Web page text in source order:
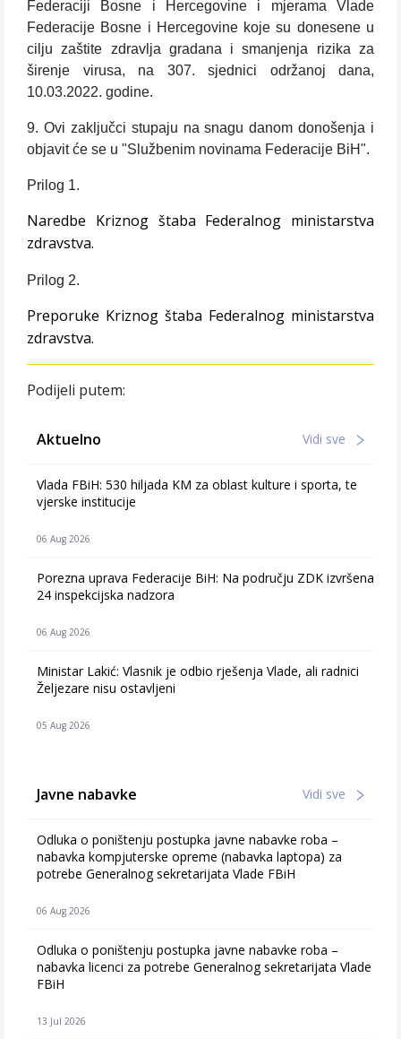
Federaciji Bosne i Hercegovine i mjerama Vlade
Federacije Bosne i Hercegovine koje su donesene u
cilju zaštite zdravlja gradana i smanjenja rizika za
širenje virusa, na 307. sjednici održanoj dana,
10.03.2022. godine.
9. Ovi zaključci stupaju na snagu danom donošenja i
objavit će se u "Službenim novinama Federacije BiH".
Prilog 1.
Naredbe Kriznog štaba Federalnog ministarstva
zdravstva.
Prilog 2.
Preporuke Kriznog štaba Federalnog ministarstva
zdravstva.
Podijeli putem:
Aktuelno Vidi sve
Vlada FBiH: 530 hiljada KM za oblast kulture i sporta, te
vjerske institucije
06 Aug 2026
Porezna uprava Federacije BiH: Na području ZDK izvršena
24 inspekcijska nadzora
06 Aug 2026
Ministar Lakić: Vlasnik je odbio rješenja Vlade, ali radnici
Željezare nisu ostavljeni
05 Aug 2026
Javne nabavke Vidi sve
Odluka o poništenju postupka javne nabavke roba –
nabavka kompjuterske opreme (nabavka laptopa) za
potrebe Generalnog sekretarijata Vlade FBiH
06 Aug 2026
Odluka o poništenju postupka javne nabavke roba –
nabavka licenci za potrebe Generalnog sekretarijata Vlade
FBiH
13 Jul 2026